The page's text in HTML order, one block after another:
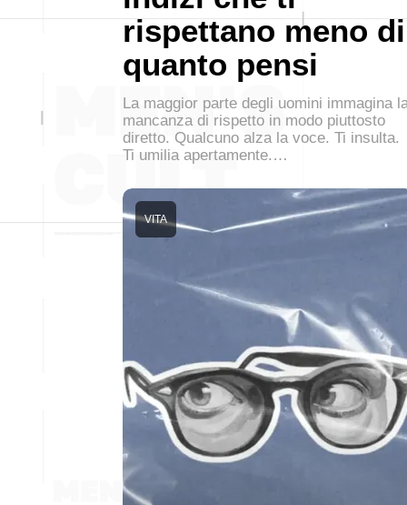
rispettano meno di
quanto pensi
La maggior parte degli uomini immagina
mancanza di rispetto in modo piuttosto
diretto. Qualcuno alza la voce. Ti insulta.
Ti umilia apertamente.…
VITA